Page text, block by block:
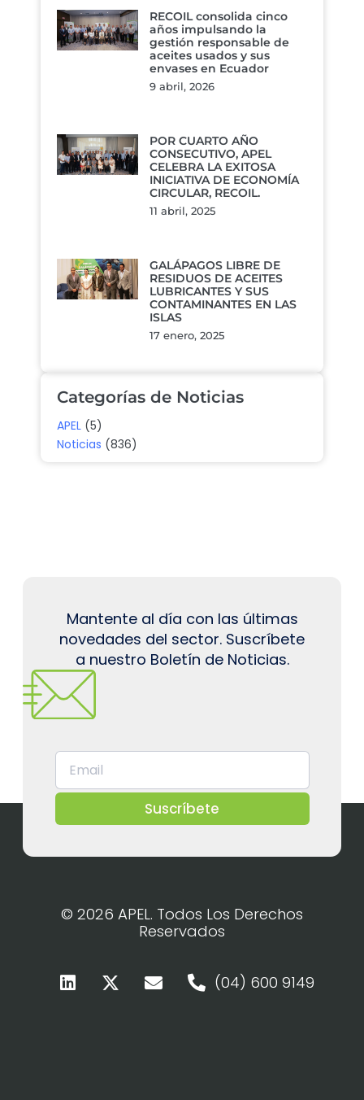
RECOIL consolida cinco
años impulsando la
gestión responsable de
aceites usados y sus
envases en Ecuador
9 abril, 2026
POR CUARTO AÑO
CONSECUTIVO, APEL
CELEBRA LA EXITOSA
INICIATIVA DE ECONOMÍA
CIRCULAR, RECOIL.
11 abril, 2025
GALÁPAGOS LIBRE DE
RESIDUOS DE ACEITES
LUBRICANTES Y SUS
CONTAMINANTES EN LAS
ISLAS
17 enero, 2025
Categorías de Noticias
APEL (5)
Noticias (836)
Mantente al día con las últimas
novedades del sector. Suscríbete
a nuestro Boletín de Noticias.
Suscríbete
© 2026 APEL. Todos Los Derechos
Reservados
(04) 600 9149